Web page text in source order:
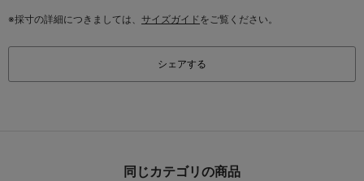
※採寸の詳細につきましては、 サイズガイドをご覧ください。
シェアする
同じカテゴリの商品